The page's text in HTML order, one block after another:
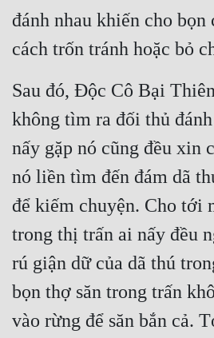
đánh nhau khiến cho bọn
cách trốn tránh hoặc bỏ
Sau đó, Độc Cô Bại
không tìm ra đối thủ
nấy gặp nó cũng đều xin
nó liền tìm đến đám dã
để kiếm chuyện. Cho tới
trong thị trấn ai nấy đều
rú giận dữ của dã thú
bọn thợ săn trong trấn
vào rừng để săn bắn cả.